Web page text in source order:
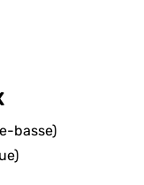
basse)